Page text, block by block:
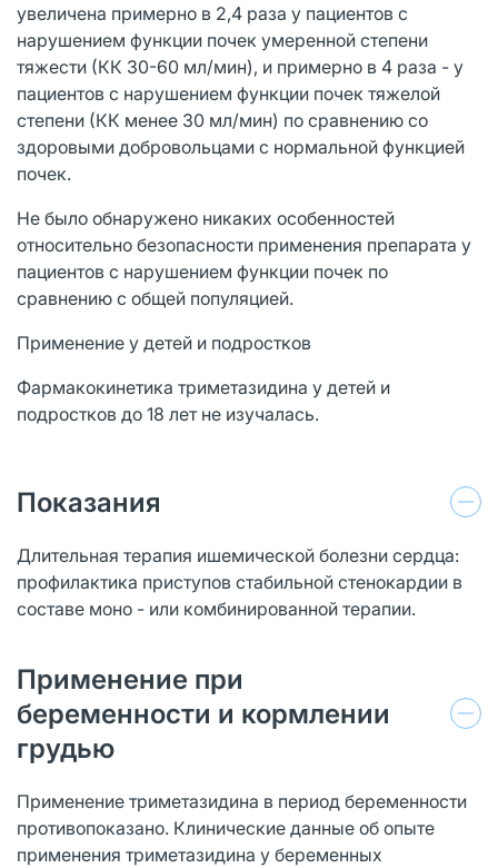
увеличена примерно в 2,4 раза у пациентов с
нарушением функции почек умеренной степени
тяжести (КК 30-60 мл/мин), и примерно в 4 раза - у
пациентов с нарушением функции почек тяжелой
степени (КК менее 30 мл/мин) по сравнению со
здоровыми добровольцами с нормальной функцией
почек.
Не было обнаружено никаких особенностей
относительно безопасности применения препарата у
пациентов с нарушением функции почек по
сравнению с общей популяцией.
Применение у детей и подростков
Фармакокинетика триметазидина у детей и
подростков до 18 лет не изучалась.
Показания
Длительная терапия ишемической болезни сердца:
профилактика приступов стабильной стенокардии в
составе моно - или комбинированной терапии.
Применение при
беременности и кормлении
грудью
Применение триметазидина в период беременности
противопоказано. Клинические данные об опыте
применения триметазидина у беременных